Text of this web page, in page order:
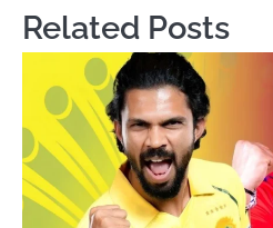
Related Posts